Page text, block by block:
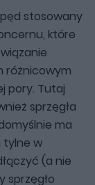
stosowany
które
różnicowym
pory. Tutaj
sprzęgła
ma
tylne w
(a nie
sprzęgło